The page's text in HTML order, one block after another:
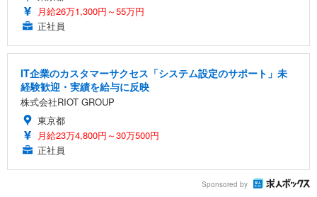
月給26万1,300円～55万円
正社員
IT企業のカスタマーサクセス「システム設定のサポート」未
経験歓迎・実績を給与に反映
株式会社RIOT GROUP
東京都
月給23万4,800円～30万500円
正社員
Sponsored by